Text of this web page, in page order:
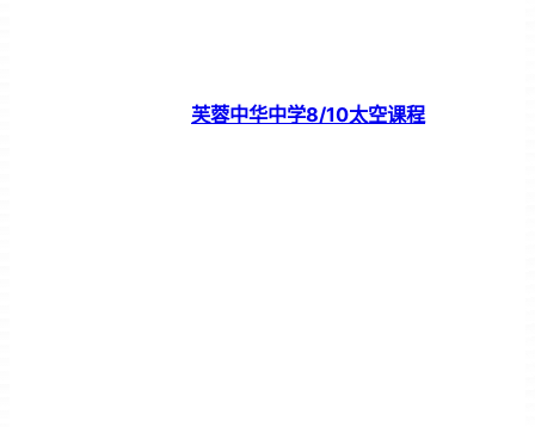
芙蓉中华中学8/10太空课程